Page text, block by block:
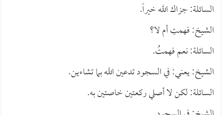
السائلة: جزاك الله خيراً.
الشيخ: فهمتِ أم لا؟
السائلة: نعم فهمتُ.
الشيخ: يعني: في السجود تدعين الله بما تشاءين.
السائلة: لكن لا أصلي ركعتين خاصتين به.